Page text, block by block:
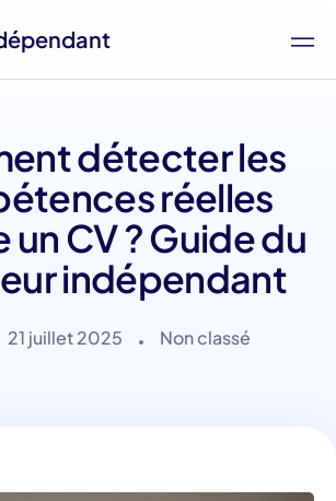
détecter les
réelles
un CV ? Guide du
indépendant
21 juillet 2025 Non classé